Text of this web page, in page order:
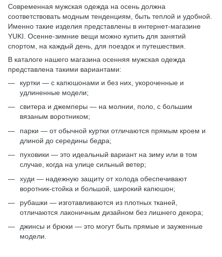
Современная мужская одежда на осень должна
соответствовать модным тенденциям, быть теплой и удобной.
Именно такие изделия представлены в интернет-магазине
YUKI. Осенне-зимние вещи можно купить для занятий
спортом, на каждый день, для поездок и путешествия.
В каталоге нашего магазина осенняя мужская одежда
представлена такими вариантами:
куртки — с капюшонами и без них, укороченные и
удлиненные модели;
свитера и джемперы — на молнии, поло, с большим
вязаным воротником;
парки — от обычной куртки отличаются прямым кроем и
длиной до середины бедра;
пуховики — это идеальный вариант на зиму или в том
случае, когда на улице сильный ветер;
худи — надежную защиту от холода обеспечивают
воротник-стойка и большой, широкий капюшон;
рубашки — изготавливаются из плотных тканей,
отличаются лаконичным дизайном без лишнего декора;
джинсы и брюки — это могут быть прямые и зауженные
модели.